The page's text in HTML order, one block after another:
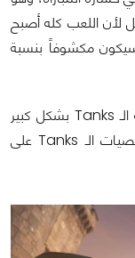
لأن اللعب كله أصبح
مكشوفاً بنسبة
بسبب هذه الاستراتيجيات الجديدة زادت أهمية الـ Tanks بشكل كبير
جدًا وبالتالي كان من المتوقع أن تحصل شخصيات الـ Tanks على